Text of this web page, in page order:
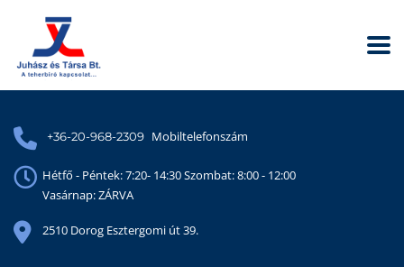
+36-20-968-2309 Mobiltelefonszám
Hétfő - Péntek: 7:20- 14:30 Szombat: 8:00 - 12:00
Vasárnap: ZÁRVA
2510 Dorog Esztergomi út 39.